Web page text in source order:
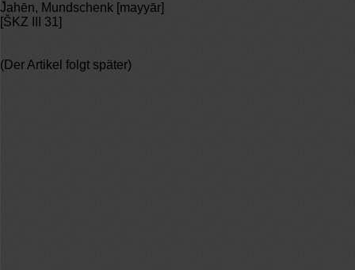
J̌ahēn, Mundschenk [mayyār]
[ŠKZ III 31]
(Der Artikel folgt später)